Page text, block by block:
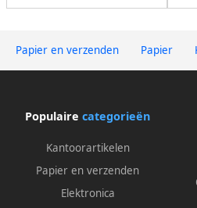
Papier en verzenden Papier
Populaire categorieën
Kantoorartikelen
Papier en verzenden
Elektronica